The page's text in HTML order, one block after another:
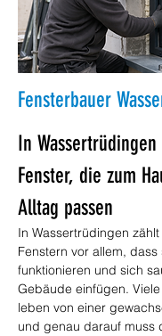
Fensterbauer
In
Fenster, die zum
Alltag passen
In Wassertrüdingen
Fenstern vor allem, dass
funktionieren und sich
Gebäude einfügen.
leben von einer
und genau darauf muss